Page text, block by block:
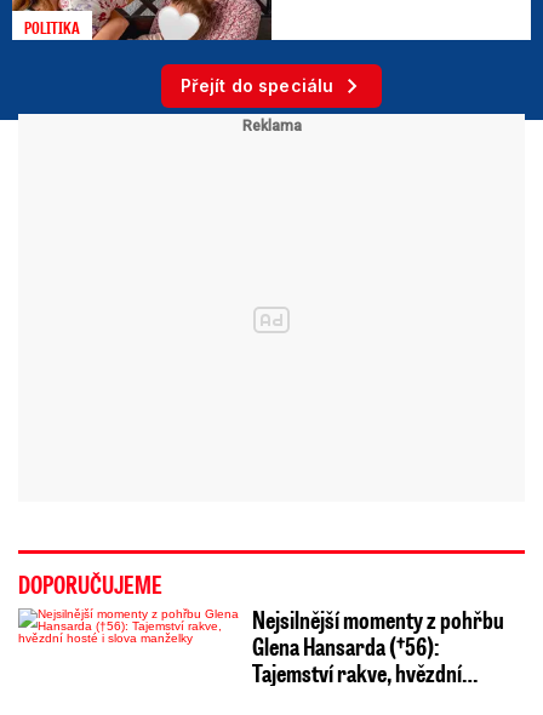
POLITIKA
Přejít do speciálu
DOPORUČUJEME
Nejsilnější momenty z pohřbu
Glena Hansarda (†56):
Tajemství rakve, hvězdní…